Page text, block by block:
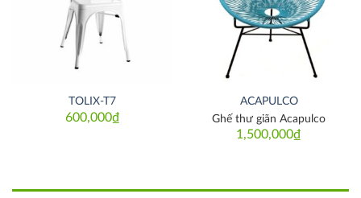
TOLIX-T7
600,000₫
ACAPULCO
1,500,000₫
Ghế thư giãn Acapulco